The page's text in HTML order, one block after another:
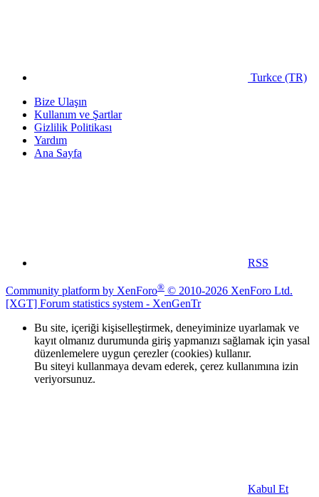
Turkce (TR)
Bize Ulaşın
Kullanım ve Şartlar
Gizlilik Politikası
Yardım
Ana Sayfa
RSS
Community platform by XenForo® © 2010-2026 XenForo Ltd.
[XGT] Forum statistics system - XenGenTr
Bu site, içeriği kişiselleştirmek, deneyiminize uyarlamak ve
kayıt olmanız durumunda giriş yapmanızı sağlamak için yasal
düzenlemelere uygun çerezler (cookies) kullanır.
Bu siteyi kullanmaya devam ederek, çerez kullanımına izin
veriyorsunuz.
Kabul Et